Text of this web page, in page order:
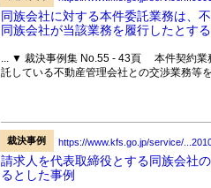
同族会社に対する本件委託業務は、
同族会社が当該業務を履行したとす
... ▼ 裁決事例集 No.55 - 43頁 本件契約業
託している不動産管理会社との交渉業務等
裁決事例 https://www.kfs.go.jp/service/
請求人を代表取締役とする同族会社
るとした事例